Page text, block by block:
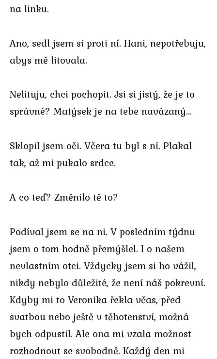
na linku.
Ano, sedl jsem si proti ní. Hani, nepotřebuju,
abys mě litovala.
Nelituju, chci pochopit. Jsi si jistý, že je to
správné? Matýsek je na tebe navázaný…
Sklopil jsem oči. Včera tu byl s ní. Plakal
tak, až mi pukalo srdce.
A co teď? Změnilo tě to?
Podíval jsem se na ni. V posledním týdnu
jsem o tom hodně přemýšlel. I o našem
nevlastním otci. Vždycky jsem si ho vážil,
nikdy nebylo důležité, že není náš pokrevní.
Kdyby mi to Veronika řekla včas, před
svatbou nebo ještě v těhotenství, možná
bych odpustil. Ale ona mi vzala možnost
rozhodnout se svobodně. Každý den mi